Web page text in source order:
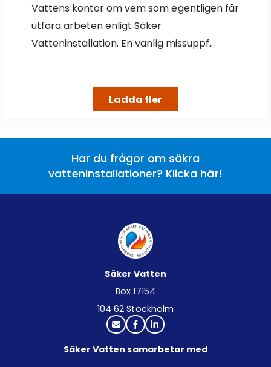
Vattens kontor om vem som egentligen får
utföra arbeten enligt Säker
Vatteninstallation. En vanlig missuppf...
Ladda fler
Har du frågor om säkra
vatteninstallationer? Klicka här!
Säker Vatten
Box 17154
104 62 Stockholm
Säker Vatten samarbetar med